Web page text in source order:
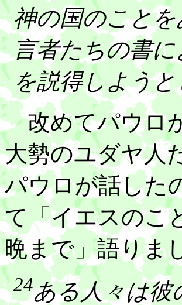
神の国のこと
言者たちの書
を説得しよう
改めてパウロ
大勢のユダヤ人
パウロが話した
て「イエスのこ
晩まで」語りま
24ある人々は彼